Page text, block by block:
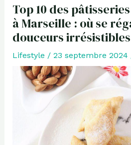
Top 10 des
à Marseille : où se
douceurs irrésistibles
Lifestyle / 23 septembre 2024